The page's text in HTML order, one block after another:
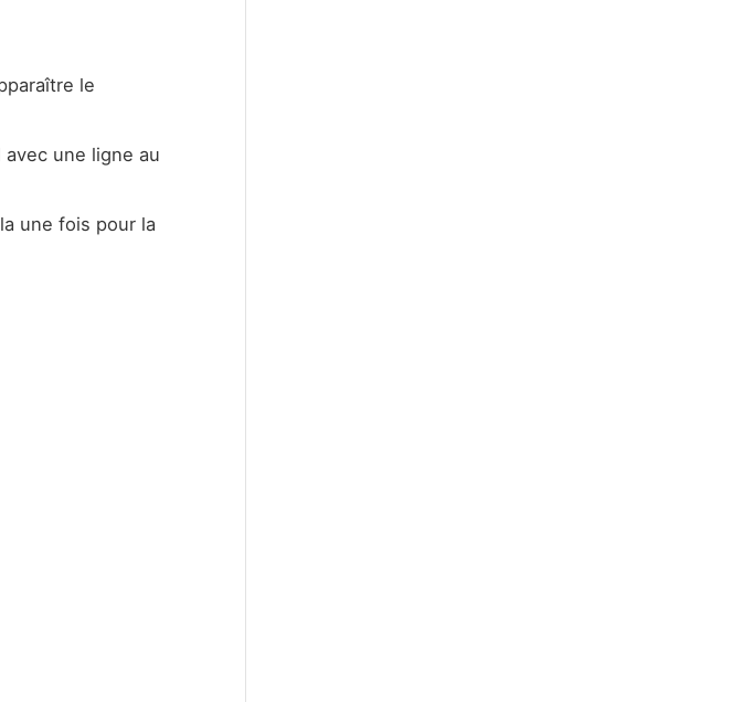
le
une ligne au
une fois pour la